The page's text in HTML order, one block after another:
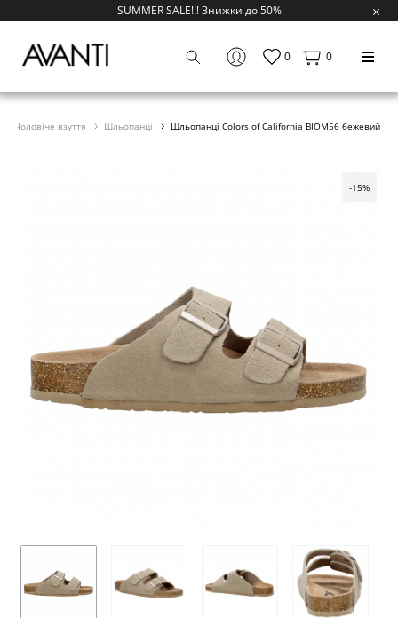
SUMMER SALE!!! Знижки до 50%
0 0
Чоловіче взуття Шльопанці Шльопанці Colors of California BIOM56 бежевий
-15%